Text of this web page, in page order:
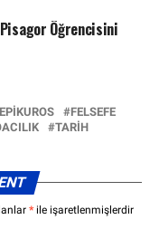
Öğrencisini
FELSEFE
TARIH
*ile işaretlenmişlerdir